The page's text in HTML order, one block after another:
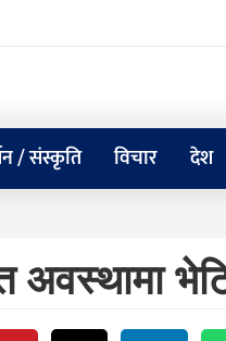
/ संस्कृति विचार देश
अवस्थामा